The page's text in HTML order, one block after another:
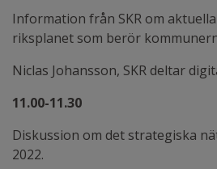
Information från SKR om
riksplanet som berör
Niclas Johansson, SKR deltar
11.00-11.30
Diskussion om det strategiska
2022.